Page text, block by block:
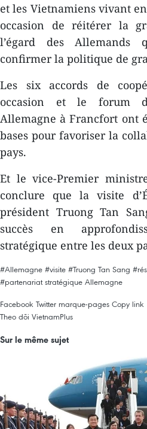
et les Vietnamiens vivant
occasion de réitérer la
l’égard des Allemands
confirmer la politique de
Les six accords de
occasion et le forum
Allemagne à Francfort ont
bases pour favoriser la
pays.
Et le vice-Premier
conclure que la visite
président Truong Tan
succès en
stratégique entre les deux
#Allemagne #visite #Truong Tan Sang
#partenariat stratégique Allemagne
Facebook Twitter marque-pages Copy link
Theo dõi VietnamPlus
Sur le même sujet